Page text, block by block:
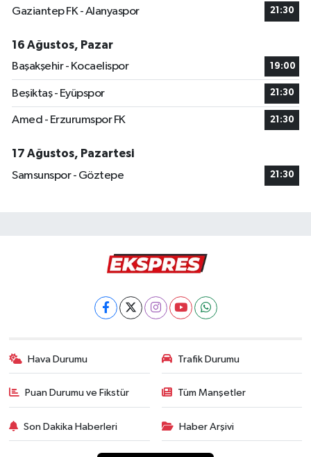
Gaziantep FK - Alanyaspor 21:30
16 Ağustos, Pazar
Başakşehir - Kocaelispor
19:00
Beşiktaş - Eyüpspor 21:30
Amed - Erzurumspor FK 21:30
17 Ağustos, Pazartesi
Samsunspor - Göztepe
21:30
Hava Durumu Trafik Durumu
Puan Durumu ve Fikstür Tüm Manşetler
Son Dakika Haberleri Haber Arşivi